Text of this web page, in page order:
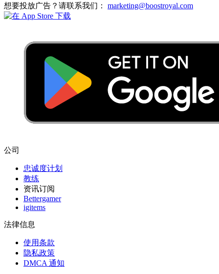
想要投放广告？请联系我们： marketing@boostroyal.com
公司
忠诚度计划
教练
资讯订阅
Bettergamer
igitems
法律信息
使用条款
隐私政策
DMCA 通知